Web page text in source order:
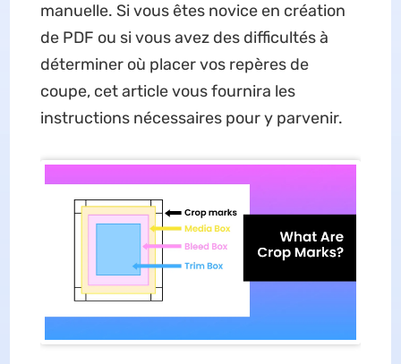
manuelle. Si vous êtes novice en création
de PDF ou si vous avez des difficultés à
déterminer où placer vos repères de
coupe, cet article vous fournira les
instructions nécessaires pour y parvenir.